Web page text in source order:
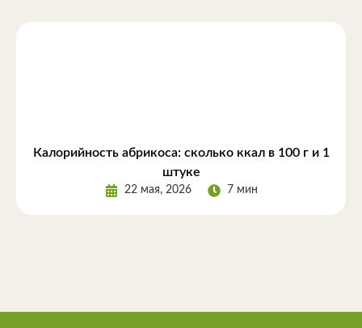
Калорийность абрикоса: сколько ккал в 100 г и 1
штуке
22 мая, 2026 7 мин